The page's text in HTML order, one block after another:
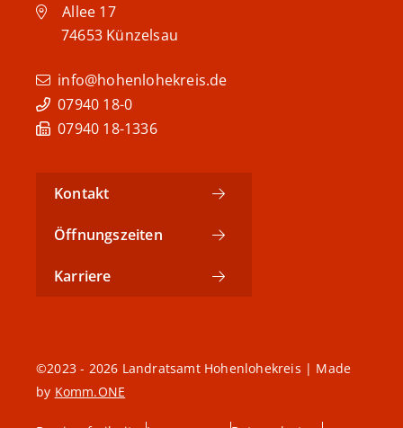
Allee 17
74653 Künzelsau
info@hohenlohekreis.de
07940 18-0
07940 18-1336
Kontakt
Öffnungszeiten
Karriere
©2023 - 2026 Landratsamt Hohenlohekreis | Made
by Komm.ONE